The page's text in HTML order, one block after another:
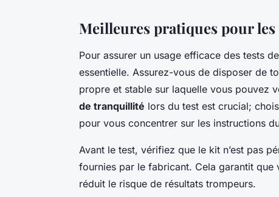
Meilleures pratiques pour les
Pour assurer un usage efficace des tests
essentielle. Assurez-vous de disposer de
propre et stable sur laquelle vous pouvez
de tranquillité lors du test est crucial;
pour vous concentrer sur les instructions
Avant le test, vérifiez que le kit n’est pas
fournies par le fabricant. Cela garantit
réduit le risque de résultats trompeurs.